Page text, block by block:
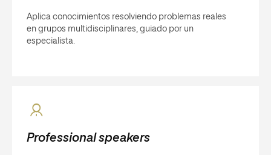
Aplica conocimientos resolviendo problemas reales
en grupos multidisciplinares, guiado por un
especialista.
Professional speakers